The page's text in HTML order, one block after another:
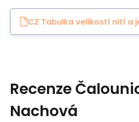
CZ Tabulka velikostí nití a
Recenze
Nachová